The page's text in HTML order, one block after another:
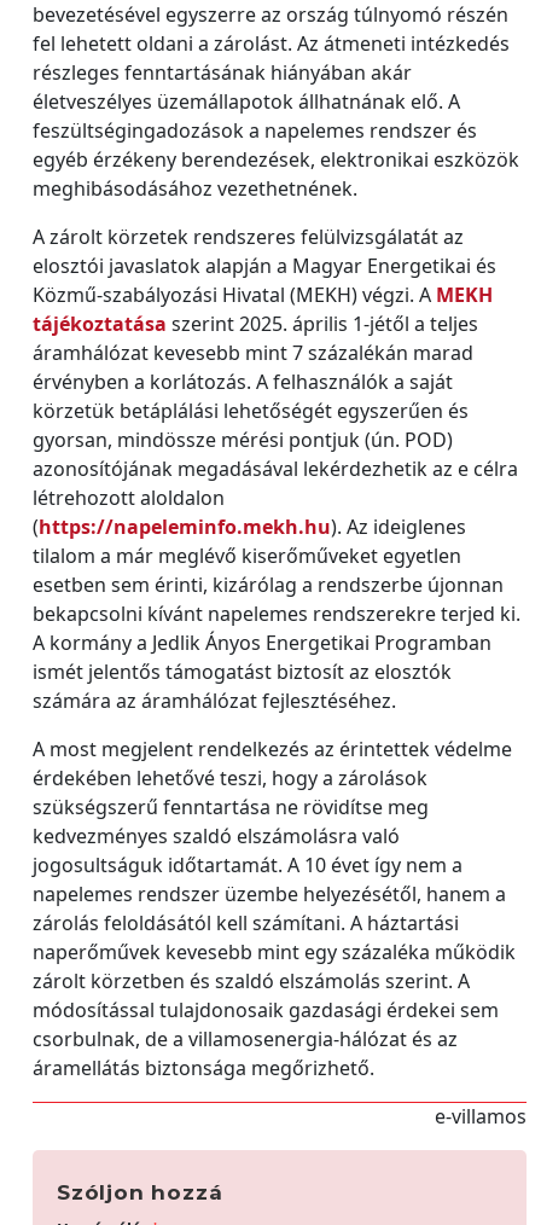
bevezetésével egyszerre az ország túlnyomó részén
fel lehetett oldani a zárolást. Az átmeneti intézkedés
részleges fenntartásának hiányában akár
életveszélyes üzemállapotok állhatnának elő. A
feszültségingadozások a napelemes rendszer és
egyéb érzékeny berendezések, elektronikai eszközök
meghibásodásához vezethetnének.
A zárolt körzetek rendszeres felülvizsgálatát az
elosztói javaslatok alapján a Magyar Energetikai és
Közmű-szabályozási Hivatal (MEKH) végzi. A MEKH
tájékoztatása szerint 2025. április 1-jétől a teljes
áramhálózat kevesebb mint 7 százalékán marad
érvényben a korlátozás. A felhasználók a saját
körzetük betáplálási lehetőségét egyszerűen és
gyorsan, mindössze mérési pontjuk (ún. POD)
azonosítójának megadásával lekérdezhetik az e célra
létrehozott aloldalon
(https://napeleminfo.mekh.hu). Az ideiglenes
tilalom a már meglévő kiserőműveket egyetlen
esetben sem érinti, kizárólag a rendszerbe újonnan
bekapcsolni kívánt napelemes rendszerekre terjed ki.
A kormány a Jedlik Ányos Energetikai Programban
ismét jelentős támogatást biztosít az elosztók
számára az áramhálózat fejlesztéséhez.
A most megjelent rendelkezés az érintettek védelme
érdekében lehetővé teszi, hogy a zárolások
szükségszerű fenntartása ne rövidítse meg
kedvezményes szaldó elszámolásra való
jogosultságuk időtartamát. A 10 évet így nem a
napelemes rendszer üzembe helyezésétől, hanem a
zárolás feloldásától kell számítani. A háztartási
naperőművek kevesebb mint egy százaléka működik
zárolt körzetben és szaldó elszámolás szerint. A
módosítással tulajdonosaik gazdasági érdekei sem
csorbulnak, de a villamosenergia-hálózat és az
áramellátás biztonsága megőrizhető.
e-villamos
Szóljon hozzá